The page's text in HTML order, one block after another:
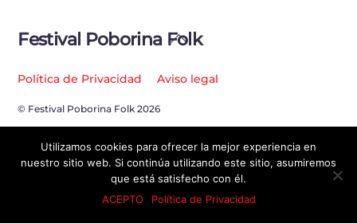
Back
Top
Festival Poborina Folk
Política de Privacidad Aviso legal
© Festival Poborina Folk 2026
Utilizamos cookies para ofrecer la mejor experiencia en
nuestro sitio web. Si continúa utilizando este sitio, asumiremos
que está satisfecho con él.
ACEPTO
Política de Privacidad